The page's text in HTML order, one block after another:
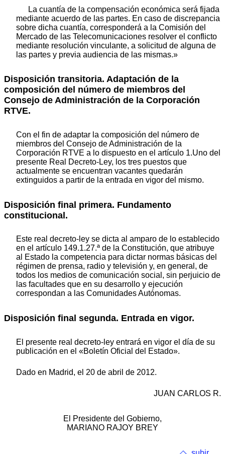
La cuantía de la compensación económica será fijada
mediante acuerdo de las partes. En caso de discrepancia
sobre dicha cuantía, corresponderá a la Comisión del
Mercado de las Telecomunicaciones resolver el conflicto
mediante resolución vinculante, a solicitud de alguna de
las partes y previa audiencia de las mismas.»
Disposición transitoria. Adaptación de la
composición del número de miembros del
Consejo de Administración de la Corporación
RTVE.
Con el fin de adaptar la composición del número de
miembros del Consejo de Administración de la
Corporación RTVE a lo dispuesto en el artículo 1.Uno del
presente Real Decreto-Ley, los tres puestos que
actualmente se encuentran vacantes quedarán
extinguidos a partir de la entrada en vigor del mismo.
Disposición final primera. Fundamento
constitucional.
Este real decreto-ley se dicta al amparo de lo establecido
en el artículo 149.1.27.ª de la Constitución, que atribuye
al Estado la competencia para dictar normas básicas del
régimen de prensa, radio y televisión y, en general, de
todos los medios de comunicación social, sin perjuicio de
las facultades que en su desarrollo y ejecución
correspondan a las Comunidades Autónomas.
Disposición final segunda. Entrada en vigor.
El presente real decreto-ley entrará en vigor el día de su
publicación en el «Boletín Oficial del Estado».
Dado en Madrid, el 20 de abril de 2012.
JUAN CARLOS R.
El Presidente del Gobierno,
MARIANO RAJOY BREY